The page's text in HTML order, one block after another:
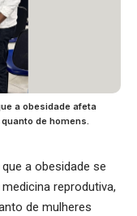
a obesidade afeta
de homens.
a obesidade se
reprodutiva,
de mulheres